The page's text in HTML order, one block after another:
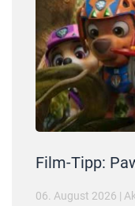
Film-Tipp:
06. August 2026 |